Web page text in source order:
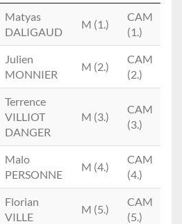
Prénom
NOM
Cat.
Matyas
DALIGAUD
M (1.)
CAM
(1.)
Julien
MONNIER
M (2.)
CAM
(2.)
Terrence
VILLIOT
DANGER
M (3.)
CAM
(3.)
Malo
PERSONNE
M (4.)
CAM
(4.)
Florian
VILLE
M (5.)
CAM
(5.)